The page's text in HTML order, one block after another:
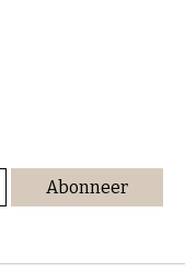
Abonneer